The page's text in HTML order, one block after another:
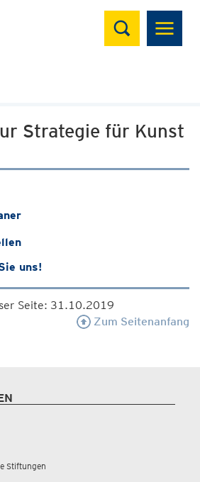
Suchen
Strategie für Kunst
uns!
Seite: 31.10.2019
Zum Seitenanfang
Stiftungen